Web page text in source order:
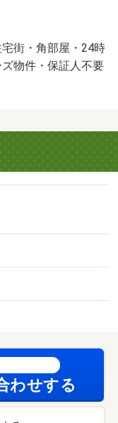
仲介手数料：１ヶ
ニング 60500円
街・角部屋・24時
物件・保証人不要
わせする